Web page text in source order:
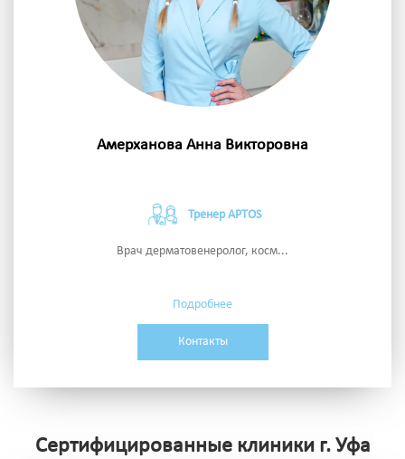
Амерханова Анна Викторовна
Тренер APTOS
Врач дерматовенеролог, косм...
Подробнее
Контакты
Сертифицированные клиники г. Уфа